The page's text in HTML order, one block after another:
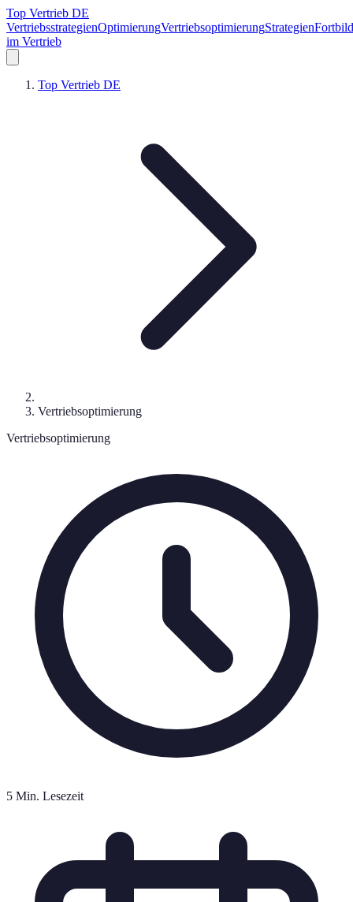
Top Vertrieb DE
VertriebsstrategienOptimierungVertriebsoptimierungStrategien
im Vertrieb
Top Vertrieb DE
Vertriebsoptimierung
Vertriebsoptimierung
5 Min. Lesezeit